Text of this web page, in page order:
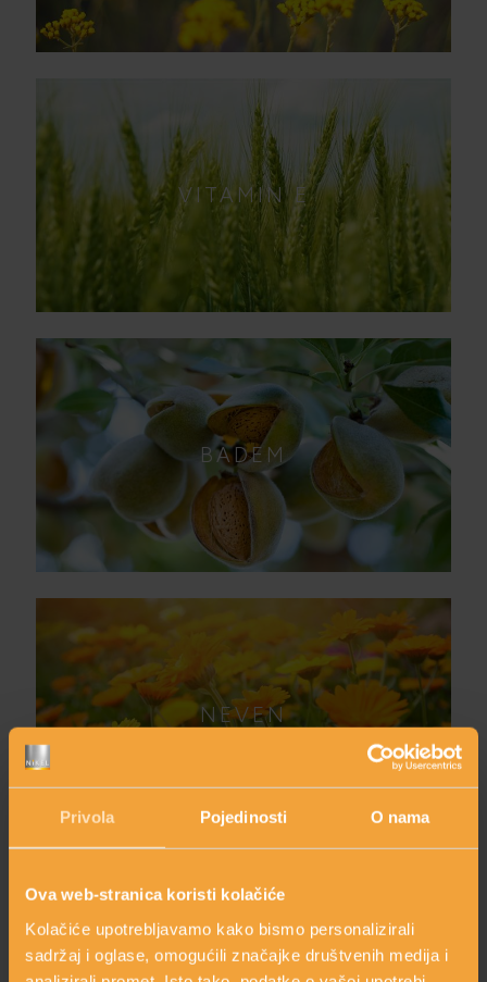
Privola Pojedinosti O nama
Ova web-stranica koristi kolačiće
Kolačiće upotrebljavamo kako bismo personalizirali
sadržaj i oglase, omogućili značajke društvenih medija i
VITAMIN E
BADEM
NEVEN
SUNCOKRET